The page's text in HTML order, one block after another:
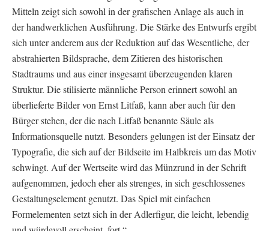
Mitteln zeigt sich sowohl in der grafischen Anlage als auch in
der handwerklichen Ausführung. Die Stärke des Entwurfs ergibt
sich unter anderem aus der Reduktion auf das Wesentliche, der
abstrahierten Bildsprache, dem Zitieren des historischen
Stadtraums und aus einer insgesamt überzeugenden klaren
Struktur. Die stilisierte männliche Person erinnert sowohl an
überlieferte Bilder von Ernst Litfaß, kann aber auch für den
Bürger stehen, der die nach Litfaß benannte Säule als
Informationsquelle nutzt. Besonders gelungen ist der Einsatz der
Typografie, die sich auf der Bildseite im Halbkreis um das Motiv
schwingt. Auf der Wertseite wird das Münzrund in der Schrift
aufgenommen, jedoch eher als strenges, in sich geschlossenes
Gestaltungselement genutzt. Das Spiel mit einfachen
Formelementen setzt sich in der Adlerfigur, die leicht, lebendig